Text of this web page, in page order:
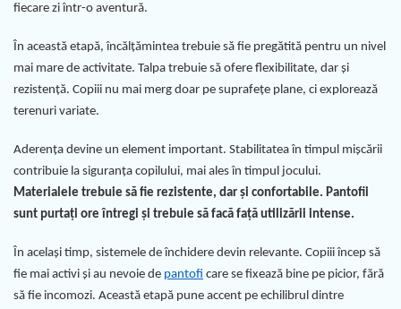
fiecare zi într-o aventură.
În această etapă, încălțămintea trebuie să fie pregătită pentru un nivel
mai mare de activitate. Talpa trebuie să ofere flexibilitate, dar și
rezistență. Copiii nu mai merg doar pe suprafețe plane, ci explorează
terenuri variate.
Aderența devine un element important. Stabilitatea în timpul mișcării
contribuie la siguranța copilului, mai ales în timpul jocului.
Materialele trebuie să fie rezistente, dar și confortabile. Pantofii
sunt purtați ore întregi și trebuie să facă față utilizării intense.
În același timp, sistemele de închidere devin relevante. Copiii încep să
fie mai activi și au nevoie de pantofi care se fixează bine pe picior, fără
să fie incomozi. Această etapă pune accent pe echilibrul dintre